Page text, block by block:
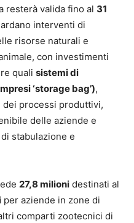
resterà valida fino al 31
interventi di
risorse naturali e
con investimenti
quali sistemi di
‘storage bag’),
dei processi produttivi,
delle aziende e
stabulazione e
27,8 milioni destinati al
per aziende in zone di
comparti zootecnici di